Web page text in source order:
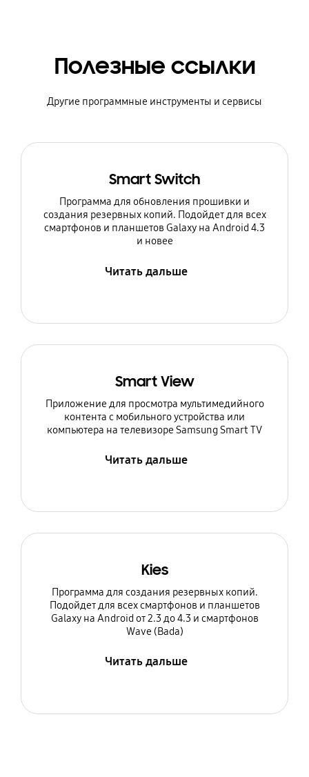
Полезные ссылки
Другие программные инструменты и сервисы
Smart Switch
Программа для обновления прошивки и
создания резервных копий. Подойдет для всех
смартфонов и планшетов Galaxy на Android 4.3
и новее
Читать дальше
Smart View
Приложение для просмотра мультимедийного
контента с мобильного устройства или
компьютера на телевизоре Samsung Smart TV
Читать дальше
Kies
Программа для создания резервных копий.
Подойдет для всех смартфонов и планшетов
Galaxy на Android от 2.3 до 4.3 и смартфонов
Wave (Bada)
Читать дальше